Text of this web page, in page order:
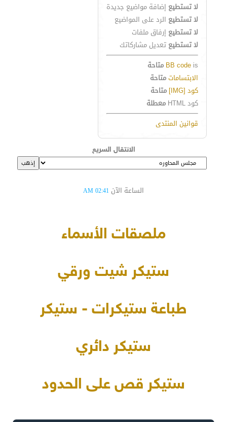
لا تستطيع إضافة مواضيع جديدة
لا تستطيع الرد على المواضيع
لا تستطيع إرفاق ملفات
لا تستطيع تعديل مشاركاتك
BB code is
متاحة
الابتساماتمتاحة
كود [IMG]
متاحة
كود HTML
معطلة
قوانين المنتدى
الانتقال السريع
الساعة الآن 02:41 AM
ملصقات الأسماء
ستيكر شيت ورقي
طباعة ستيكرات - ستيكر
ستيكر دائري
ستيكر قص على الحدود